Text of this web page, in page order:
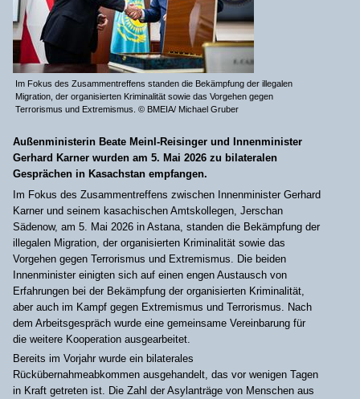
Im Fokus des Zusammentreffens standen die Bekämpfung der illegalen
Migration, der organisierten Kriminalität sowie das Vorgehen gegen
Terrorismus und Extremismus. © BMEIA/ Michael Gruber
Außenministerin Beate Meinl-Reisinger und Innenminister
Gerhard Karner wurden am 5. Mai 2026 zu bilateralen
Gesprächen in Kasachstan empfangen.
Im Fokus des Zusammentreffens zwischen Innenminister Gerhard
Karner und seinem kasachischen Amtskollegen, Jerschan
Sädenow, am 5. Mai 2026 in Astana, standen die Bekämpfung der
illegalen Migration, der organisierten Kriminalität sowie das
Vorgehen gegen Terrorismus und Extremismus. Die beiden
Innenminister einigten sich auf einen engen Austausch von
Erfahrungen bei der Bekämpfung der organisierten Kriminalität,
aber auch im Kampf gegen Extremismus und Terrorismus. Nach
dem Arbeitsgespräch wurde eine gemeinsame Vereinbarung für
die weitere Kooperation ausgearbeitet.
Bereits im Vorjahr wurde ein bilaterales
Rückübernahmeabkommen ausgehandelt, das vor wenigen Tagen
in Kraft getreten ist. Die Zahl der Asylanträge von Menschen aus